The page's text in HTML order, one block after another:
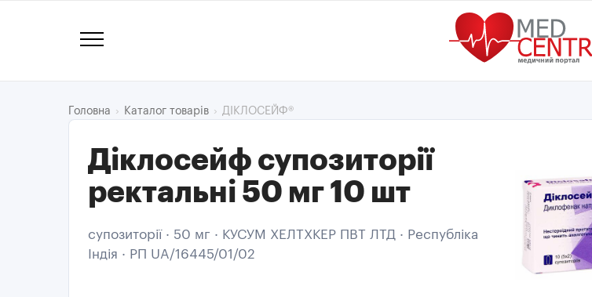
Головна Каталог товарів ДІКЛОСЕЙФ®
Діклосейф супозиторії
ректальні 50 мг 10 шт
супозиторії · 50 мг · КУСУМ ХЕЛТХКЕР ПВТ ЛТД · Республіка
Індія · РП UA/16445/01/02